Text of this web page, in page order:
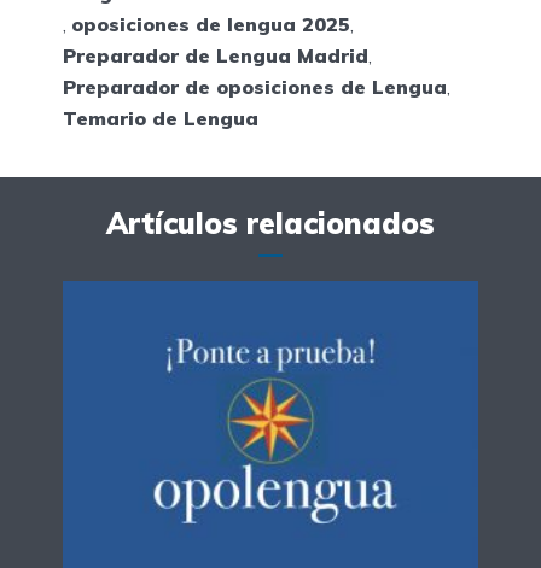
, oposiciones de lengua 2025,
Preparador de Lengua Madrid,
Preparador de oposiciones de Lengua,
Temario de Lengua
Artículos relacionados